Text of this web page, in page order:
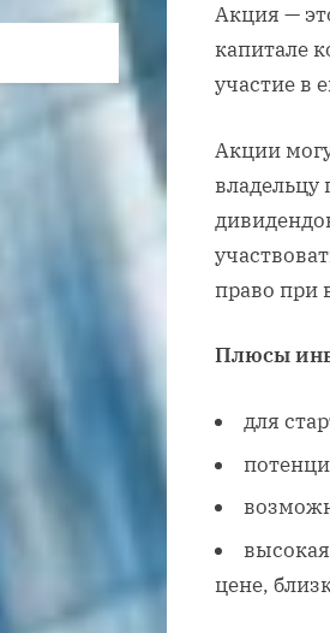
Акция —
капитале
участие в
Акции
владельцу
право при
Плюсы
для
цене,